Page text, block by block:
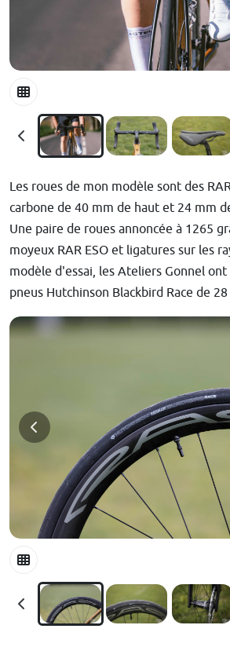
Les roues de mon modèle sont des
carbone de 40 mm de haut et 24 mm
Une paire de roues annoncée à 1265
moyeux RAR ESO et ligatures sur les
modèle d'essai, les Ateliers Gonnel
pneus Hutchinson Blackbird Race de